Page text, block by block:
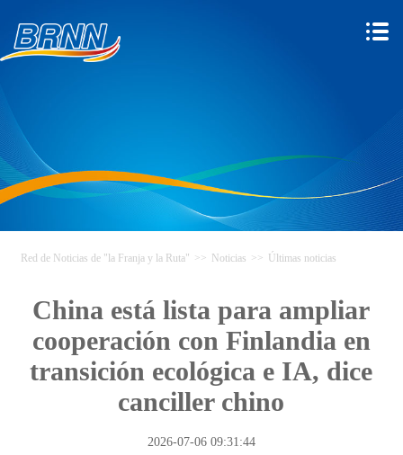
Red de Noticias de "la Franja y la Ruta" >> Noticias >> Últimas noticias
China está lista para ampliar
cooperación con Finlandia en
transición ecológica e IA, dice
canciller chino
2026-07-06 09:31:44